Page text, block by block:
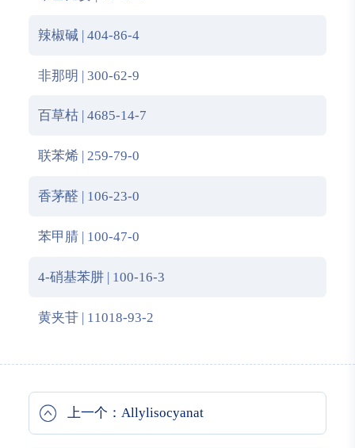
辣椒碱 | 404-86-4
非那明 | 300-62-9
百草枯 | 4685-14-7
联苯烯 | 259-79-0
香茅醛 | 106-23-0
苯甲腈 | 100-47-0
4-硝基苯肼 | 100-16-3
黄夹苷 | 11018-93-2
上一个：Allylisocyanat